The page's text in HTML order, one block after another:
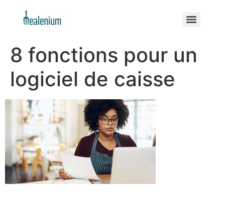
8 fonctions pour un
logiciel de caisse